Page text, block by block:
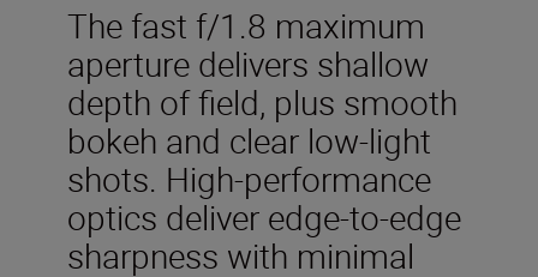
The fast f/1.8 maximum
aperture delivers shallow
depth of field, plus smooth
bokeh and clear low-light
shots. High-performance
optics deliver edge-to-edge
sharpness with minimal